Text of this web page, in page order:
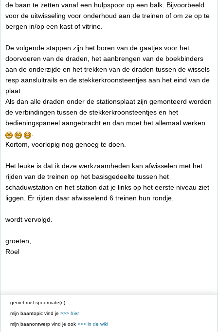
de baan te zetten vanaf een hulpspoor op een balk. Bijvoorbeeld
voor de uitwisseling voor onderhoud aan de treinen of om ze op te
bergen in/op een kast of vitrine.
De volgende stappen zijn het boren van de gaatjes voor het
doorvoeren van de draden, het aanbrengen van de boekbinders
aan de onderzijde en het trekken van de draden tussen de wissels
resp aansluitrails en de stekkerkroonsteentjes aan het eind van de
plaat
Als dan alle draden onder de stationsplaat zijn gemonteerd worden
de verbindingen tussen de stekkerkroonsteentjes en het
bedieningspaneel aangebracht en dan moet het allemaal werken
Kortom, voorlopig nog genoeg te doen.
Het leuke is dat ik deze werkzaamheden kan afwisselen met het
rijden van de treinen op het basisgedeelte tussen het
schaduwstation en het station dat je links op het eerste niveau ziet
liggen. Er rijden daar afwisselend 6 treinen hun rondje.
wordt vervolgd.
groeten,
Roel
geniet met spoormate(n)
mijn baantopic vind je >>> hier
mijn baanontwerp vind je ook >>> in de wiki